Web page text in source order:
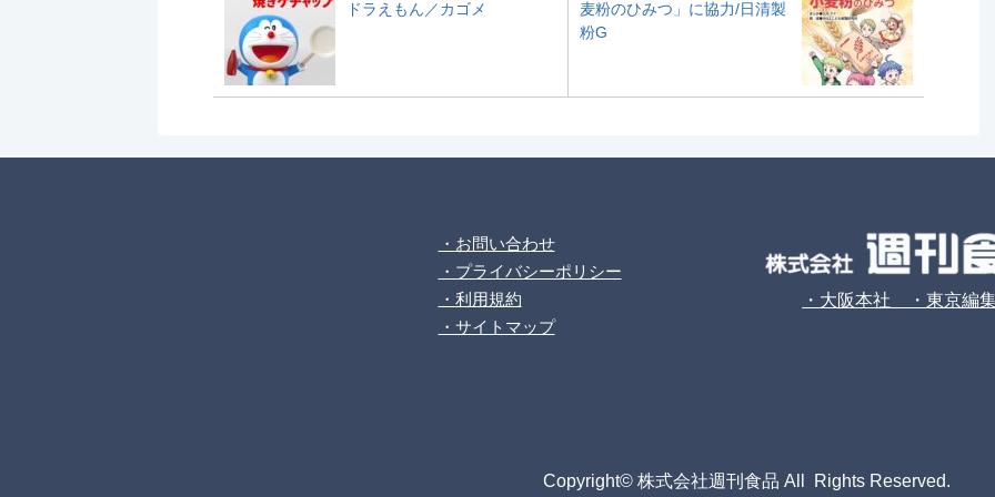
ドラえもん／カゴメ
麦粉のひみつ」に協力/日清製
粉G
・お問い合わせ
・プライバシーポリシー
・利用規約
・サイトマップ
・大阪本社 ・東京編
Copyright© 株式会社週刊食品 All Rights Reserved.